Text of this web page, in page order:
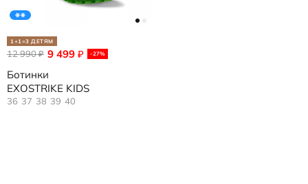
1+1=3 ДЕТЯМ
9 499 ₽ -27%
12 990₽
Ботинки
EXOSTRIKE KIDS
36 37 38 39 40